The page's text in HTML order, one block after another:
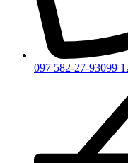
097 582-27-93099